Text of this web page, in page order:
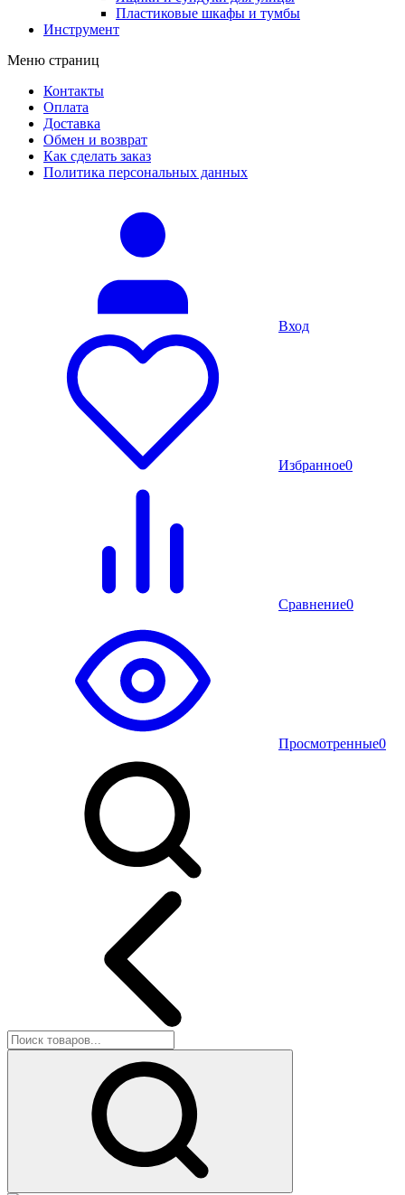
Пластиковые шкафы и тумбы
Инструмент
Меню страниц
Контакты
Оплата
Доставка
Обмен и возврат
Как сделать заказ
Политика персональных данных
Вход
Избранное0
Сравнение0
Просмотренные0